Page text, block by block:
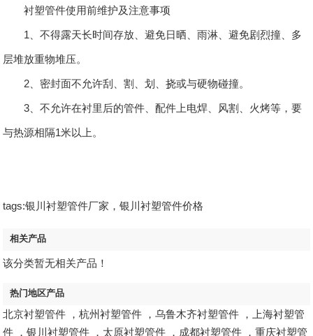
衬塑管件使用前维护及注意事项
1、不得露天长时间存放、避免日晒、雨淋、避免剧烈撞、多
层堆放重物堆压。
2、密封面不允许刮、割、划、挠或与硬物碰撞。
3、不允许在衬里后的管件、配件上电焊、风割、火烤等，要
与热源相隔1米以上。
tags:银川衬塑管件厂家，银川衬塑管件价格
相关产品
该分类暂无相关产品！
热门地区产品
北京衬塑管件 ，杭州衬塑管件 ，乌鲁木齐衬塑管件 ，
上海衬塑管
件 ，银川衬塑管件 ， 太原衬塑管件 ， 成都衬塑管件 ，重庆衬塑管